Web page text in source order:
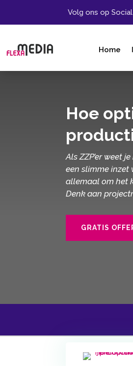
Volg ons op
Home
Hoe
Als ZZP’er weet
een slimme inzet
allemaal om het
Denk aan
GRATIS